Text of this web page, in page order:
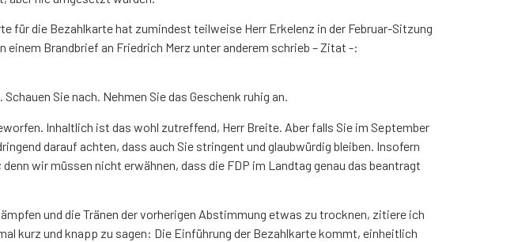
für die Bezahlkarte hat zumindest teilweise Herr Erkelenz in der Februar-Sitzung
Brandbrief an Friedrich Merz unter anderem schrieb – Zitat -:
Sie nach. Nehmen Sie das Geschenk ruhig an.
Inhaltlich ist das wohl zutreffend, Herr Breite. Aber falls Sie im September
darauf achten, dass auch Sie stringent und glaubwürdig bleiben. Insofern
wir müssen nicht erwähnen, dass die FDP im Landtag genau das beantragt
und die Tränen der vorherigen Abstimmung etwas zu trocknen, zitiere ich
kurz und knapp zu sagen: Die Einführung der Bezahlkarte kommt, einheitlich